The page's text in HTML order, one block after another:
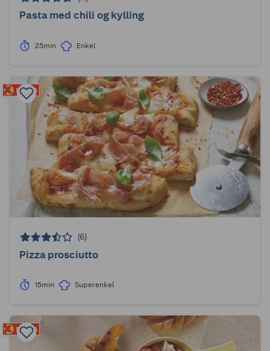
Pasta med chili og kylling
25min Enkel
(6)
Pizza prosciutto
15min Superenkel